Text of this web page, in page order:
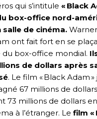
qui s’intitule « Black
box-office nord-
de cinéma.
ont fait fort en se
box-office mondial.
de dollars après
. Le film « Black Adam
67 millions de
73 millions de dollars
à l’étranger. Le film «